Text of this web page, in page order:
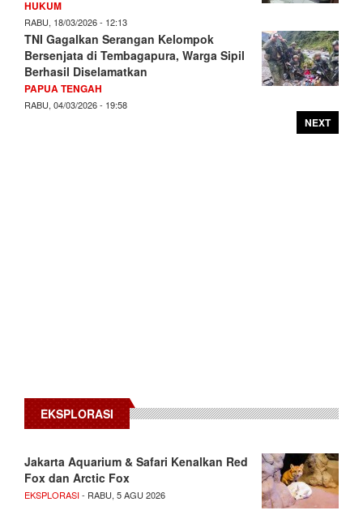
HUKUM
RABU, 18/03/2026 - 12:13
TNI Gagalkan Serangan Kelompok
Bersenjata di Tembagapura, Warga Sipil
Berhasil Diselamatkan
PAPUA TENGAH
RABU, 04/03/2026 - 19:58
NEXT
EKSPLORASI
Jakarta Aquarium & Safari Kenalkan Red
Fox dan Arctic Fox
EKSPLORASI- RABU, 5 AGU 2026